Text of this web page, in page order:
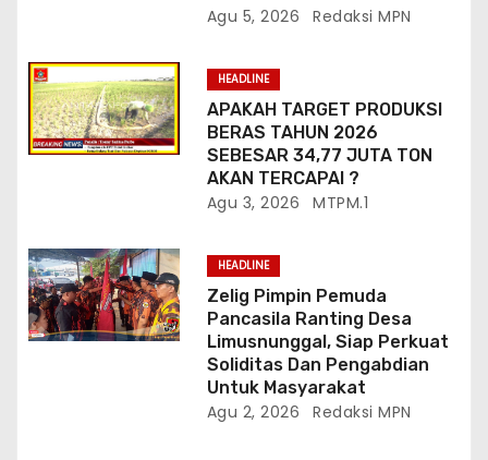
Agu 5, 2026 Redaksi MPN
HEADLINE
APAKAH TARGET PRODUKSI
BERAS TAHUN 2026
SEBESAR 34,77 JUTA TON
AKAN TERCAPAI ?
Agu 3, 2026 MTPM.1
HEADLINE
Zelig Pimpin Pemuda
Pancasila Ranting Desa
Limusnunggal, Siap Perkuat
Soliditas Dan Pengabdian
Untuk Masyarakat
Agu 2, 2026 Redaksi MPN